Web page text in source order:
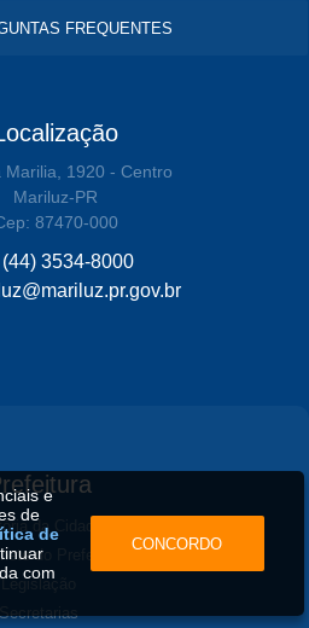
FREQUENTES
Marilia, 1920 - Centro
Mariluz-PR
87470-000
(44) 3534-8000
da Cidade
do Prefeito
Legislação
Secretarias
e
de
de
com
CONCORDO